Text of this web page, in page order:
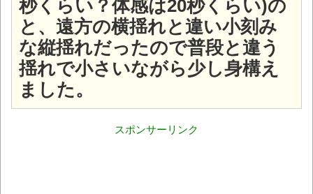
秒くらい？体感は20秒くらい)の
と、遠方の横揺れと違い小刻み
な縦揺れだったので普段と違う
揺れで小さいながら少し身構え
ました。
スポンサーリンク